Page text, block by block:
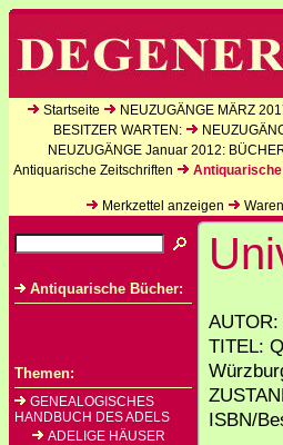
Startseite NEUZUGÄNGE MÄRZ
BESITZER WARTEN:
NEUZUGÄNGE Januar 2012:
Antiquarische Zeitschriften
Merkzettel anzeigen
Antiquarische Bücher:
Themen:
GENEALOGISCHES
HANDBUCH DES ADELS
ADELIGE HÄUSER
TITEL:
ISBN/